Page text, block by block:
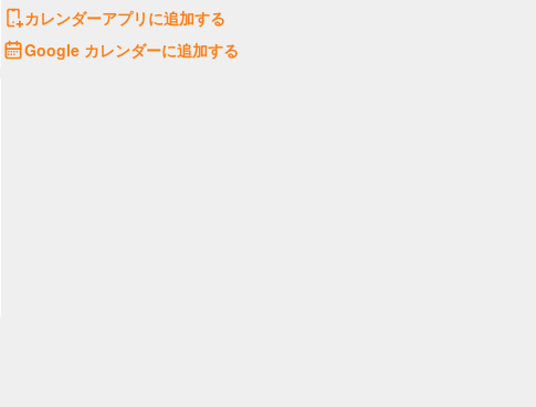
カレンダーアプリに追加する
Google カレンダーに追加する